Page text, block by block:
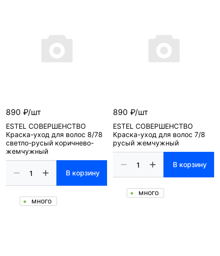
890 ₽/шт
ESTEL СОВЕРШЕНСТВО
Краска-уход для волос 8/78
светло-русый коричнево-
жемчужный
В корзину
много
890 ₽/шт
ESTEL СОВЕРШЕНСТВО
Краска-уход для волос 7/8
русый жемчужный
В корзину
много